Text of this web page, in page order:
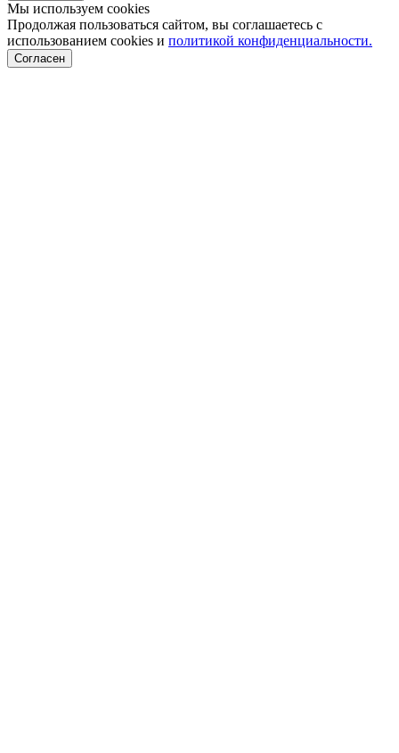
Мы используем cookies
Продолжая пользоваться сайтом, вы соглашаетесь с
использованием cookies и политикой конфиденциальности.
Согласен